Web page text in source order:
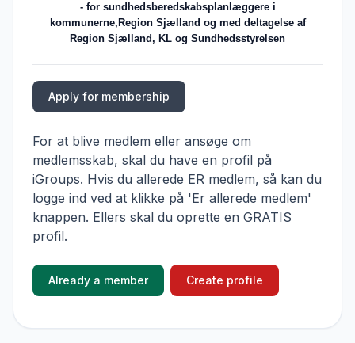
- for sundhedsberedskabsplanlæggere i
kommunerne,Region Sjælland og med deltagelse af
Region Sjælland, KL og Sundhedsstyrelsen
Apply for membership
For at blive medlem eller ansøge om
medlemsskab, skal du have en profil på
iGroups. Hvis du allerede ER medlem, så kan du
logge ind ved at klikke på 'Er allerede medlem'
knappen. Ellers skal du oprette en GRATIS
profil.
Already a member Create profile